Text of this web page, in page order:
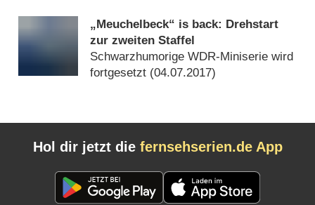
„Meuchelbeck“ is back: Drehstart
zur zweiten Staffel
Schwarzhumorige WDR-Miniserie wird
fortgesetzt (04.07.2017)
Hol dir jetzt die fernsehserien.de App